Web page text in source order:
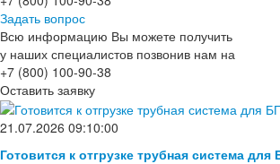
Задать вопрос
Всю информацию Вы можете получить
у наших специалистов позвонив нам на
+7 (800) 100-90-38
Оставить заявку
21.07.2026 09:10:00
Готовится к отгрузке трубная система для